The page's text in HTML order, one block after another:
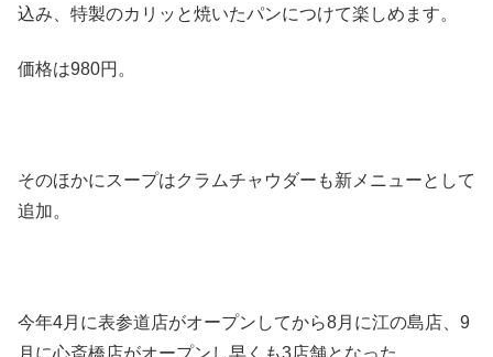
込み、特製のカリッと焼いたパンにつけて楽しめます。
価格は980円。
そのほかにスープはクラムチャウダーも新メニューとして
追加。
今年4月に表参道店がオープンしてから8月に江の島店、9
月に心斎橋店がオープンし早くも3店舗となった